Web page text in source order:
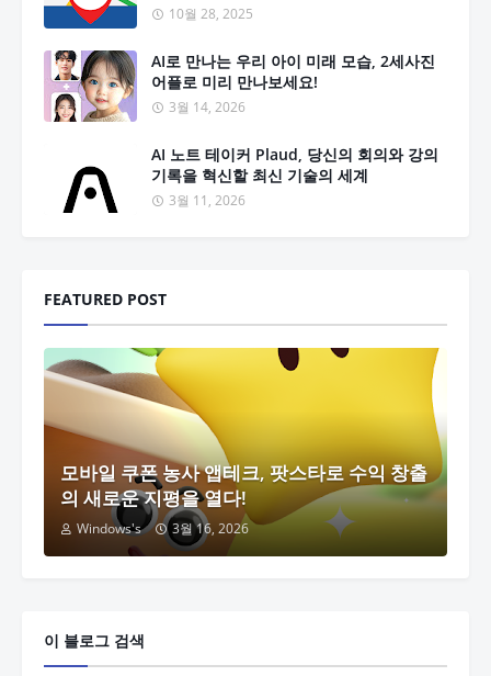
10월 28, 2025
AI로 만나는 우리 아이 미래 모습, 2세사진
어플로 미리 만나보세요!
3월 14, 2026
AI 노트 테이커 Plaud, 당신의 회의와 강의
기록을 혁신할 최신 기술의 세계
3월 11, 2026
FEATURED POST
모바일 쿠폰 농사 앱테크, 팟스타로 수익 창출
의 새로운 지평을 열다!
Windows's 3월 16, 2026
이 블로그 검색